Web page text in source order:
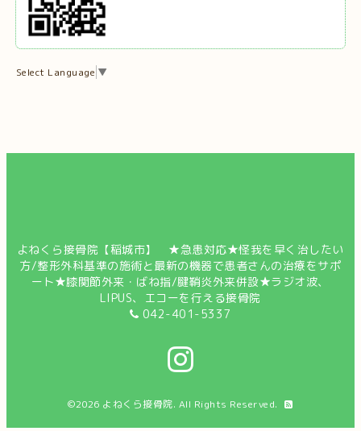
Select Language ▼
よねくら接骨院【稲城市】 ★急患対応★怪我を早く治したい
方/整形外科基準の施術と最新の機器で患者さんの治療をサポ
ート★膝関節外来・ばね指/腱鞘炎外来併設★ラジオ波、
LIPUS、エコーを行える接骨院
042-401-5337
©2026 よねくら接骨院. All Rights Reserved.